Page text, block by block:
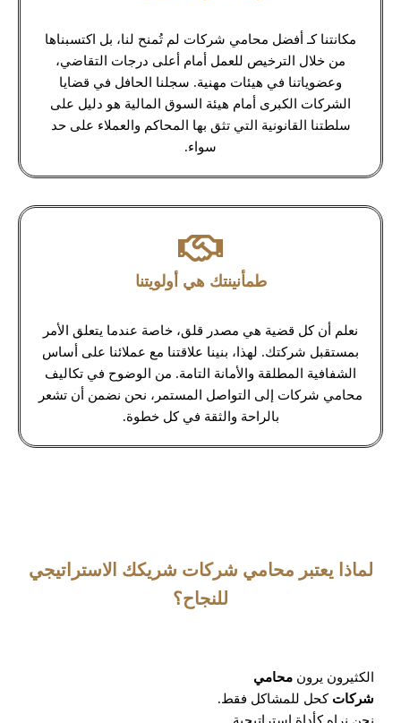
مكانتنا كـ أفضل محامي شركات لم تُمنح لنا، بل اكتسبناها
من خلال الترخيص للعمل أمام أعلى درجات التقاضي،
وعضوياتنا في هيئات مهنية. سجلنا الحافل في قضايا
الشركات الكبرى أمام هيئة السوق المالية هو دليل على
سلطتنا القانونية التي تثق بها المحاكم والعملاء على حد
سواء.
طمأنينتك هي أولويتنا
نعلم أن كل قضية هي مصدر قلق، خاصة عندما يتعلق الأمر
بمستقبل شركتك. لهذا، بنينا علاقتنا مع عملائنا على أساس
الشفافية المطلقة والأمانة التامة. من الوضوح في تكاليف
محامي شركات إلى التواصل المستمر، نحن نضمن أن تشعر
بالراحة والثقة في كل خطوة.
لماذا يعتبر محامي شركات شريكك الاستراتيجي
للنجاح؟
الكثيرون يرون محامي
شركات كحل للمشاكل فقط.